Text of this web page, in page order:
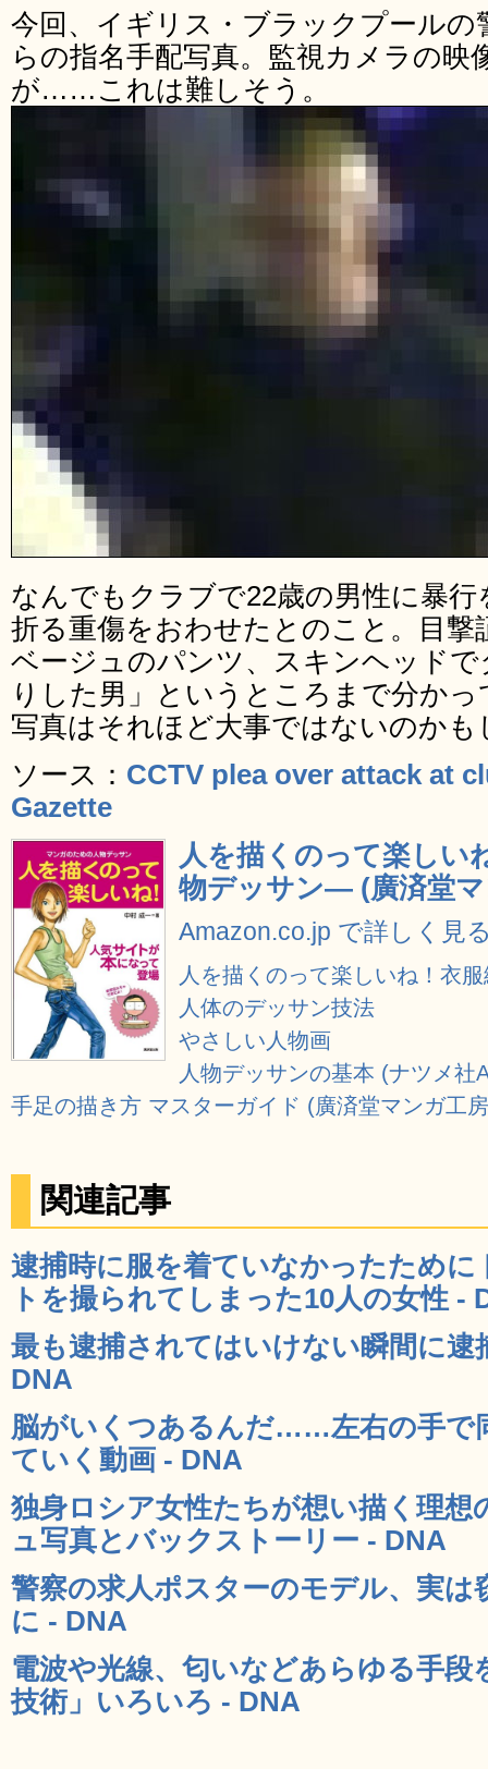
今回、イギリス・ブラックプール
らの指名手配写真。監視カメラの
が……これは難しそう。
なんでもクラブで22歳の男性に暴
折る重傷をおわせたとのこと。目撃
ベージュのパンツ、スキンヘッド
りした男」というところまで分か
写真はそれほど大事ではないのかも
ソース： CCTV plea over attack at
Gazette
人を描くのって楽し
物デッサン― (廣済堂
Amazon.co.jp で詳しく見
人を描くのって楽しいね！衣
人体のデッサン技法
やさしい人物画
人物デッサンの基本 (ナツメ社
手足の描き方 マスターガイド (廣済堂マンガ工
関連記事
逮捕時に服を着ていなかったため
トを撮られてしまった10人の女性 -
最も逮捕されてはいけない瞬間に
DNA
脳がいくつあるんだ……左右の手で
ていく動画 - DNA
独身ロシア女性たちが想い描く理想
ュ写真とバックストーリー - DNA
警察の求人ポスターのモデル、実は
に - DNA
電波や光線、匂いなどあらゆる手段
技術」いろいろ - DNA